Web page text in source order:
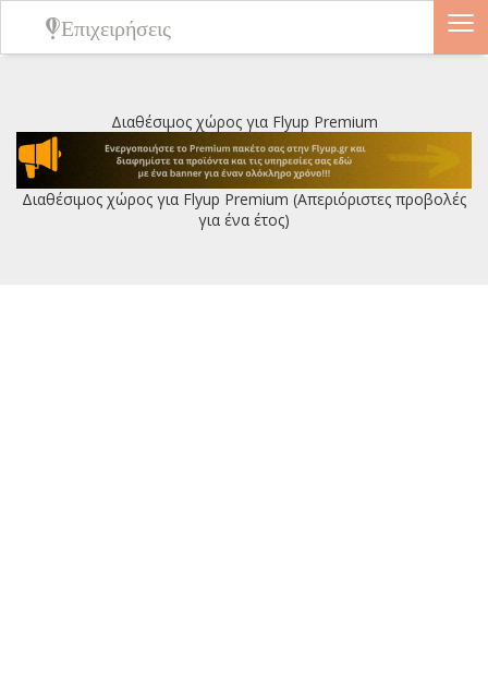
Διαθέσιμος χώρος για Flyup Premium
Διαθέσιμος χώρος για Flyup Premium (Απεριόριστες προβολές
για ένα έτος)
Επιχειρήσεις ≡